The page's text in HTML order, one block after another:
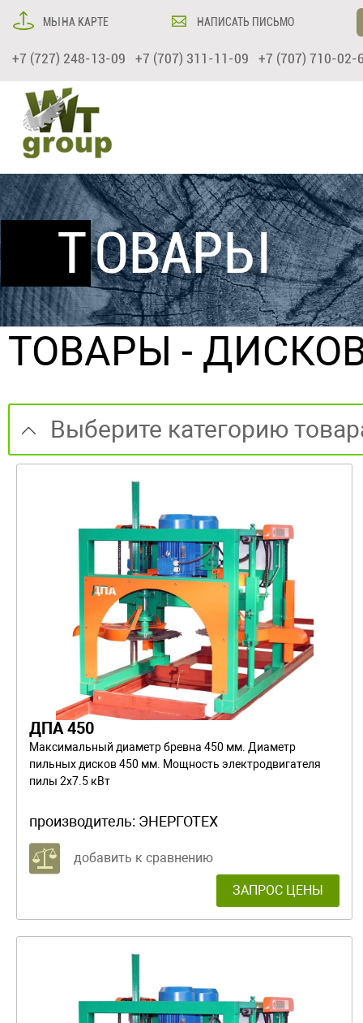
МЫ НА КАРТЕ НАПИСАТЬ ПИСЬМО
+7 (727) 248-13-09 +7 (707) 311-11-09 +7 (707) 710-02-
ТОВАРЫ
ТОВАРЫ -
Выберите категорию
ДПА 450
Максимальный диаметр бревна 450 мм. Диаметр
пильных дисков 450 мм. Мощность электродвигателя
пилы 2х7.5 кВт
производитель: ЭНЕРГОТЕХ
добавить к сравнению
ЗАПРОС ЦЕНЫ